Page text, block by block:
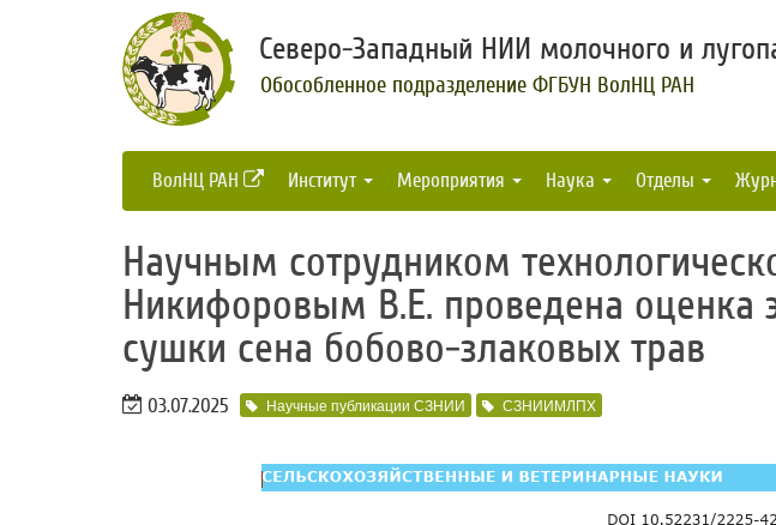
Северо-Западный НИИ молочного и
Обособленное подразделение ФГБУН ВолНЦ РАН
ВолНЦ РАН Институт Мероприятия Наука Отделы
Научным сотрудником
Никифоровым В.Е. проведена оценка
сушки сена бобово-злаковых трав
03.07.2025 Научные публикации СЗНИИ СЗНИИМЛПХ